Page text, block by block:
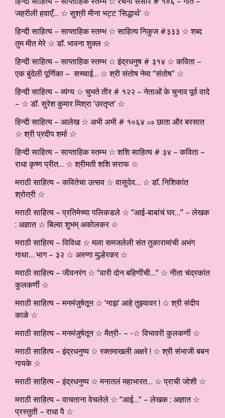
जहरीली हवाएँ… ☆ सुश्री मीना भट्ट ‘सिद्धार्थ’ ☆
हिन्दी साहित्य – साप्ताहिक स्तम्भ ☆ साहित्य निकुज #३३३ ☆ शब्द
तुम मीत मेरे ☆ डॉ. भावना शुक्ल ☆
हिन्दी साहित्य – साप्ताहिक स्तम्भ ☆ इंद्रधनुष # ३१४ ☆ कविता –
एक बुंदेली पूर्णिका – सच्चाई… ☆ श्री संतोष नेमा “संतोष” ☆
हिन्दी साहित्य – व्यंग्य ☆ चुभते तीर # १२२ – नेताओं के चुनाव पूर्व वादे
– ☆ डॉ. सुरेश कुमार मिश्रा ‘उरतृप्त’ ☆
हिन्दी साहित्य – आलेख ☆ अभी अभी # १०६४ ⇒ छाता और बरसात
☆ श्री प्रदीप शर्मा ☆
हिन्दी साहित्य – साप्ताहिक स्तम्भ ☆ शशि साहित्य # ३४ – कविता –
राधा कृष्ण प्रीत… ☆ श्रीमती शशि सराफ ☆
मराठी साहित्य – कवितेचा उत्सव ☆ वासुदेव… ☆ डाॅ. निशिकांत
श्रोत्री ☆
मराठी साहित्य – प्रतिमेच्या पलिकडले ☆ “आई-बाबांचं घर…” – लेखक
: अज्ञात ☆ बिल्वा शुभम् अकोलकर ☆
मराठी साहित्य – विविधा ☆ मला समजलेली संत तुकारामांची अभंग
गाथा… भाग – ३२ ☆ अरुणा मुल्हेरकर ☆
मराठी साहित्य – जीवनरंग ☆ “वारी दोन बहिणींची…” ☆ नीता चंद्रकांत
कुलकर्णी ☆
मराठी साहित्य – मनमंजुषेतून ☆ ‘नाझ’ आहे तुझ्यावर ! ☆ श्री संदीप
काळे ☆
मराठी साहित्य – मनमंजुषेतून ☆ मैत्री- – -☆ विभावरी कुलकर्णी ☆
मराठी साहित्य – इंद्रधनुष्य ☆ रक्तमाखली अक्षरे ! ☆ श्री संभाजी बबन
गायके ☆
मराठी साहित्य – इंद्रधनुष्य ☆ मनातलं महाभारत… ☆ प्राची जोशी ☆
मराठी साहित्य – वाचताना वेचलेले ☆ “आई…” – लेखक : अज्ञात ☆
प्रस्तुती – राधा पै ☆